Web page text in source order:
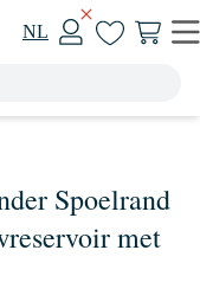
NL
Spoelrand
met